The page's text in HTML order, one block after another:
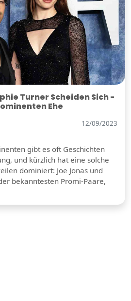
Turner Scheiden Sich -
Ehe
12/09/2023
gibt es oft Geschichten
und kürzlich hat eine solche
dominiert: Joe Jonas und
bekanntesten Promi-Paare,